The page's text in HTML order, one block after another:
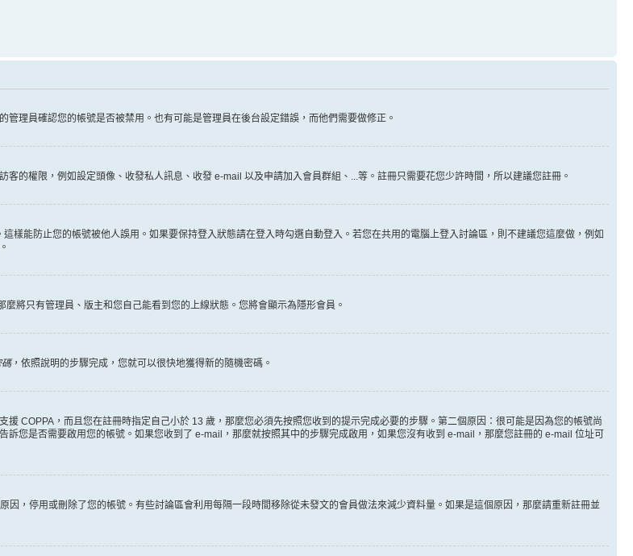
理員確認您的帳號是否被禁用。也有可能是管理員在後台設定錯誤，而他們需要做修正。
的權限，例如設定頭像、收發私人訊息、收發 e-mail 以及申請加入會員群組、...等。註冊只需要花您少許時間，所以建議您註冊。
樣能防止您的帳號被他人誤用。如果要保持登入狀態請在登入時勾選自動登入。若您在共用的電腦上登入討論區，則不建議您這麼做，例如
麼將只有管理員、版主和您自己能看到您的上線狀態。您將會顯示為隱形會員。
碼，依照說明的步驟完成，您就可以很快地獲得新的隨機密碼。
COPPA，而且您在註冊時指定自己小於 13 歲，那麼您必須先按照您收到的提示完成必要的步驟。第二個原因：很可能是因為您的帳號尚
您是否需要啟用您的帳號。如果您收到了 e-mail，那麼就按照其中的步驟完成啟用，如果您沒有收到 e-mail，那麼您註冊的 e-mail 位址可
，停用或刪除了您的帳號。有些討論區會利用每隔一段時間移除從未發文的會員做法來減少資料量。如果是這個原因，那麼請重新註冊並